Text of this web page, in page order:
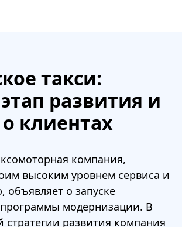
такси:
развития и
клиентах
компания,
высоким уровнем сервиса и
объявляет о запуске
модернизации. В
стратегии развития компания